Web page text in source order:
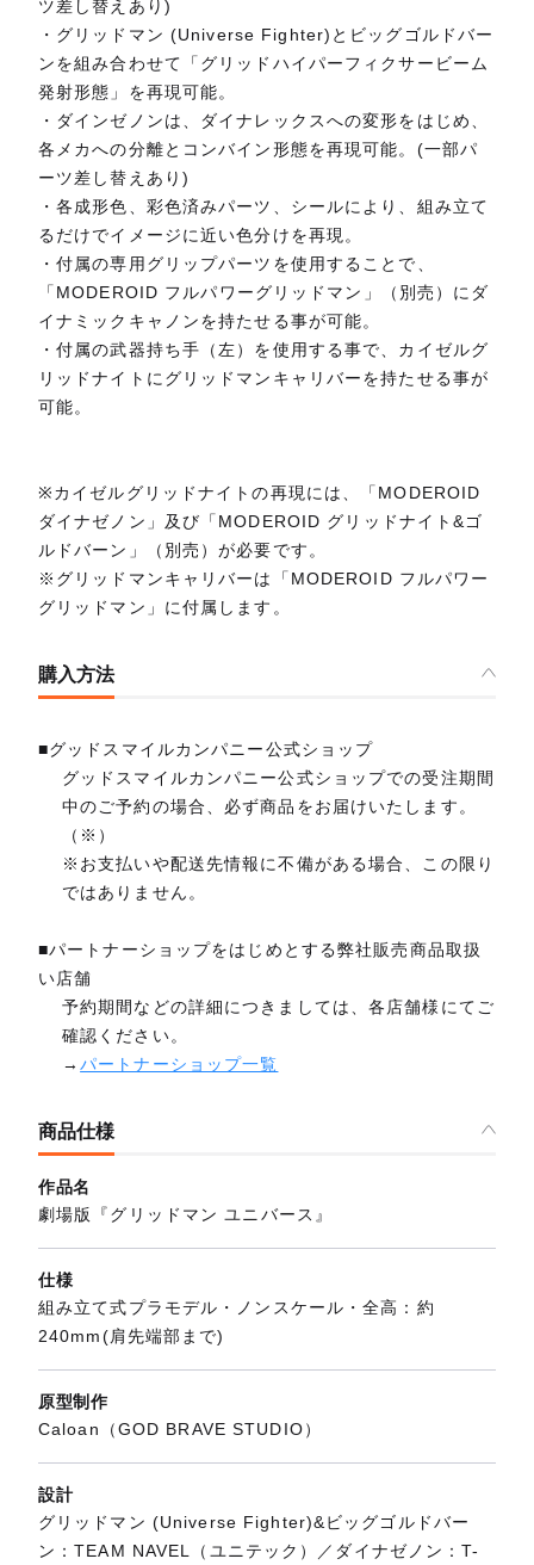
ツ差し替えあり)
・グリッドマン (Universe Fighter)とビッグゴルドバー
ンを組み合わせて「グリッドハイパーフィクサービーム
発射形態」を再現可能。
・ダインゼノンは、ダイナレックスへの変形をはじめ、
各メカへの分離とコンバイン形態を再現可能。(一部パ
ーツ差し替えあり)
・各成形色、彩色済みパーツ、シールにより、組み立て
るだけでイメージに近い色分けを再現。
・付属の専用グリップパーツを使用することで、
「MODEROID フルパワーグリッドマン」（別売）にダ
イナミックキャノンを持たせる事が可能。
・付属の武器持ち手（左）を使用する事で、カイゼルグ
リッドナイトにグリッドマンキャリバーを持たせる事が
可能。
※カイゼルグリッドナイトの再現には、「MODEROID
ダイナゼノン」及び「MODEROID グリッドナイト&ゴ
ルドバーン」（別売）が必要です。
※グリッドマンキャリバーは「MODEROID フルパワー
グリッドマン」に付属します。
購入方法
■グッドスマイルカンパニー公式ショップ
グッドスマイルカンパニー公式ショップでの受注期間
中のご予約の場合、必ず商品をお届けいたします。
（※）
※お支払いや配送先情報に不備がある場合、この限り
ではありません。
■パートナーショップをはじめとする弊社販売商品取扱
い店舗
予約期間などの詳細につきましては、各店舗様にてご
確認ください。
→パートナーショップ一覧
商品仕様
作品名
劇場版『グリッドマン ユニバース』
仕様
組み立て式プラモデル・ノンスケール・全高：約
240mm(肩先端部まで)
原型制作
Caloan（GOD BRAVE STUDIO）
設計
グリッドマン (Universe Fighter)&ビッグゴルドバー
ン：TEAM NAVEL（ユニテック）／ダイナゼノン：T-